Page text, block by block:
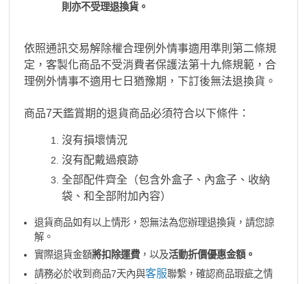
則亦不受理退換貨。
依照通訊交易解除權合理例外情事適用準則第二條規
定，客製化商品不受消費者保護法第十九條規範，合
理例外情事不適用七日猶豫期，下訂後無法退換貨。
商品7天鑑賞期的退貨商品必須符合以下條件：
沒有損壞情況
沒有配戴過痕跡
全部配件齊全（包含外盒子、內盒子、收納
袋、和全部附加內容）
退貨商品如有以上情形，恕無法為您辦理退換貨，請您諒
解。
實際退貨金額將扣除運費，以及活動折價優惠金額。
請務必於收到商品7天內與客服聯繫，確認商品瑕疵之情